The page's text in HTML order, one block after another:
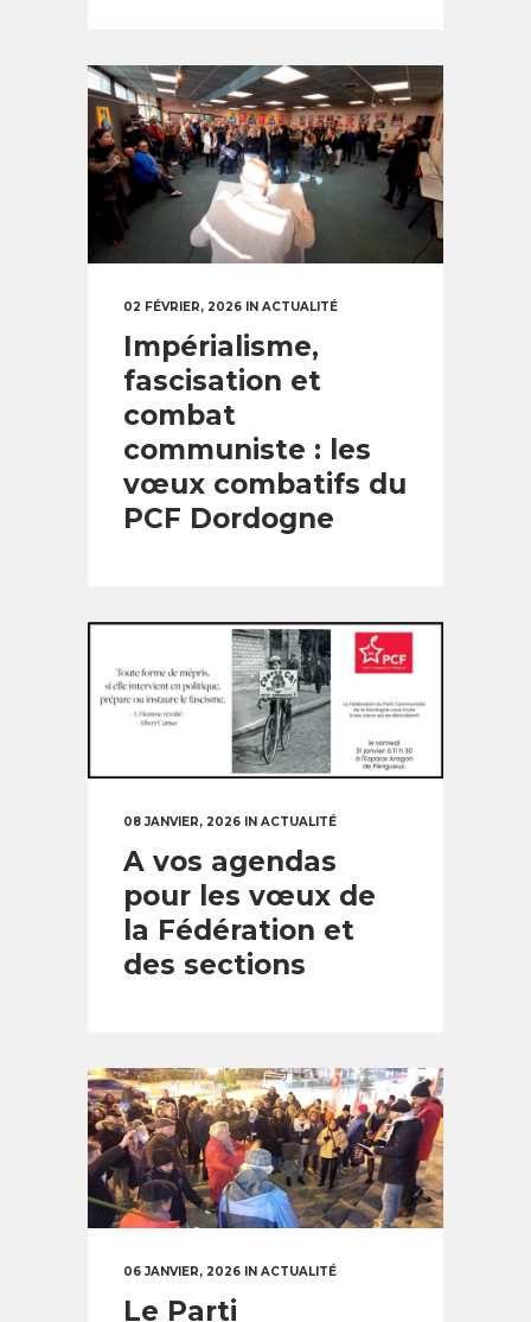
02 FÉVRIER, 2026 IN ACTUALITÉ
Impérialisme,
fascisation et
combat
communiste : les
vœux combatifs du
PCF Dordogne
08 JANVIER, 2026 IN ACTUALITÉ
A vos agendas
pour les vœux de
la Fédération et
des sections
06 JANVIER, 2026 IN ACTUALITÉ
Le Parti